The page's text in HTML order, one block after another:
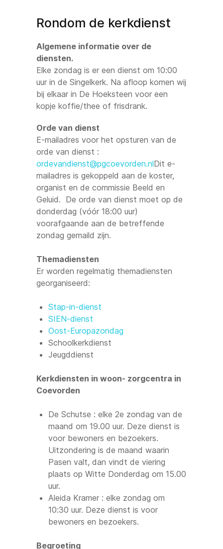
Rondom de kerkdienst
Algemene informatie over de
diensten.
Elke zondag is er een dienst om 10:00
uur in de Singelkerk. Na afloop komen wij
bij elkaar in De Hoeksteen voor een
kopje koffie/thee of frisdrank.
Orde van dienst
E-mailadres voor het opsturen van de
orde van dienst :
ordevandienst@pgcoevorden.nlDit e-
mailadres is gekoppeld aan de koster,
organist en de commissie Beeld en
Geluid. De orde van dienst moet op de
donderdag (vóór 18:00 uur)
voorafgaande aan de betreffende
zondag gemaild zijn.
Themadiensten
Er worden regelmatig themadiensten
georganiseerd:
Stap-in-dienst
SIEN-dienst
Oost-Europazondag
Schoolkerkdienst
Jeugddienst
Kerkdiensten in woon- zorgcentra in
Coevorden
De Schutse : elke 2e zondag van de
maand om 19.00 uur. Deze dienst is
voor bewoners en bezoekers.
Uitzondering is de maand waarin
Pasen valt, dan vindt de viering
plaats op Witte Donderdag om 15.00
uur.
Aleida Kramer : elke zondag om
10:30 uur. Deze dienst is voor
bewoners en bezoekers.
Begroeting